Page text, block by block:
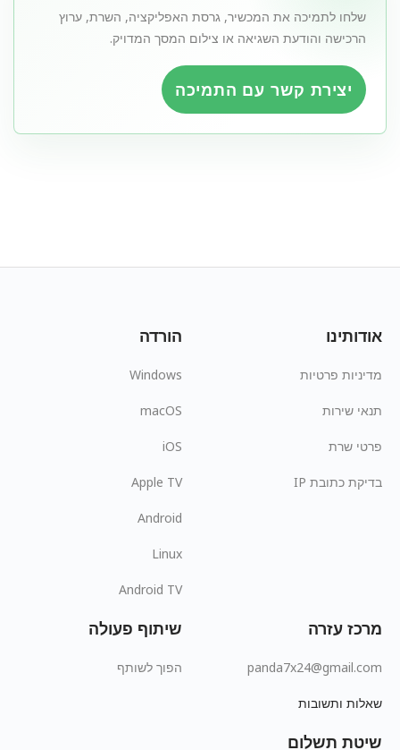
שלחו לתמיכה את המכשיר, גרסת האפליקציה, השרת, ערוץ
הרכישה והודעת השגיאה או צילום המסך המדויק.
יצירת קשר עם התמיכה
אודותינו
מדיניות פרטיות
תנאי שירות
פרטי שרת
בדיקת כתובת IP
הורדה
Windows
macOS
iOS
Apple TV
Android
Linux
Android TV
מרכז עזרה
panda7x24@gmail.com
שאלות ותשובות
שיתוף פעולה
הפוך לשותף
שיטת תשלום